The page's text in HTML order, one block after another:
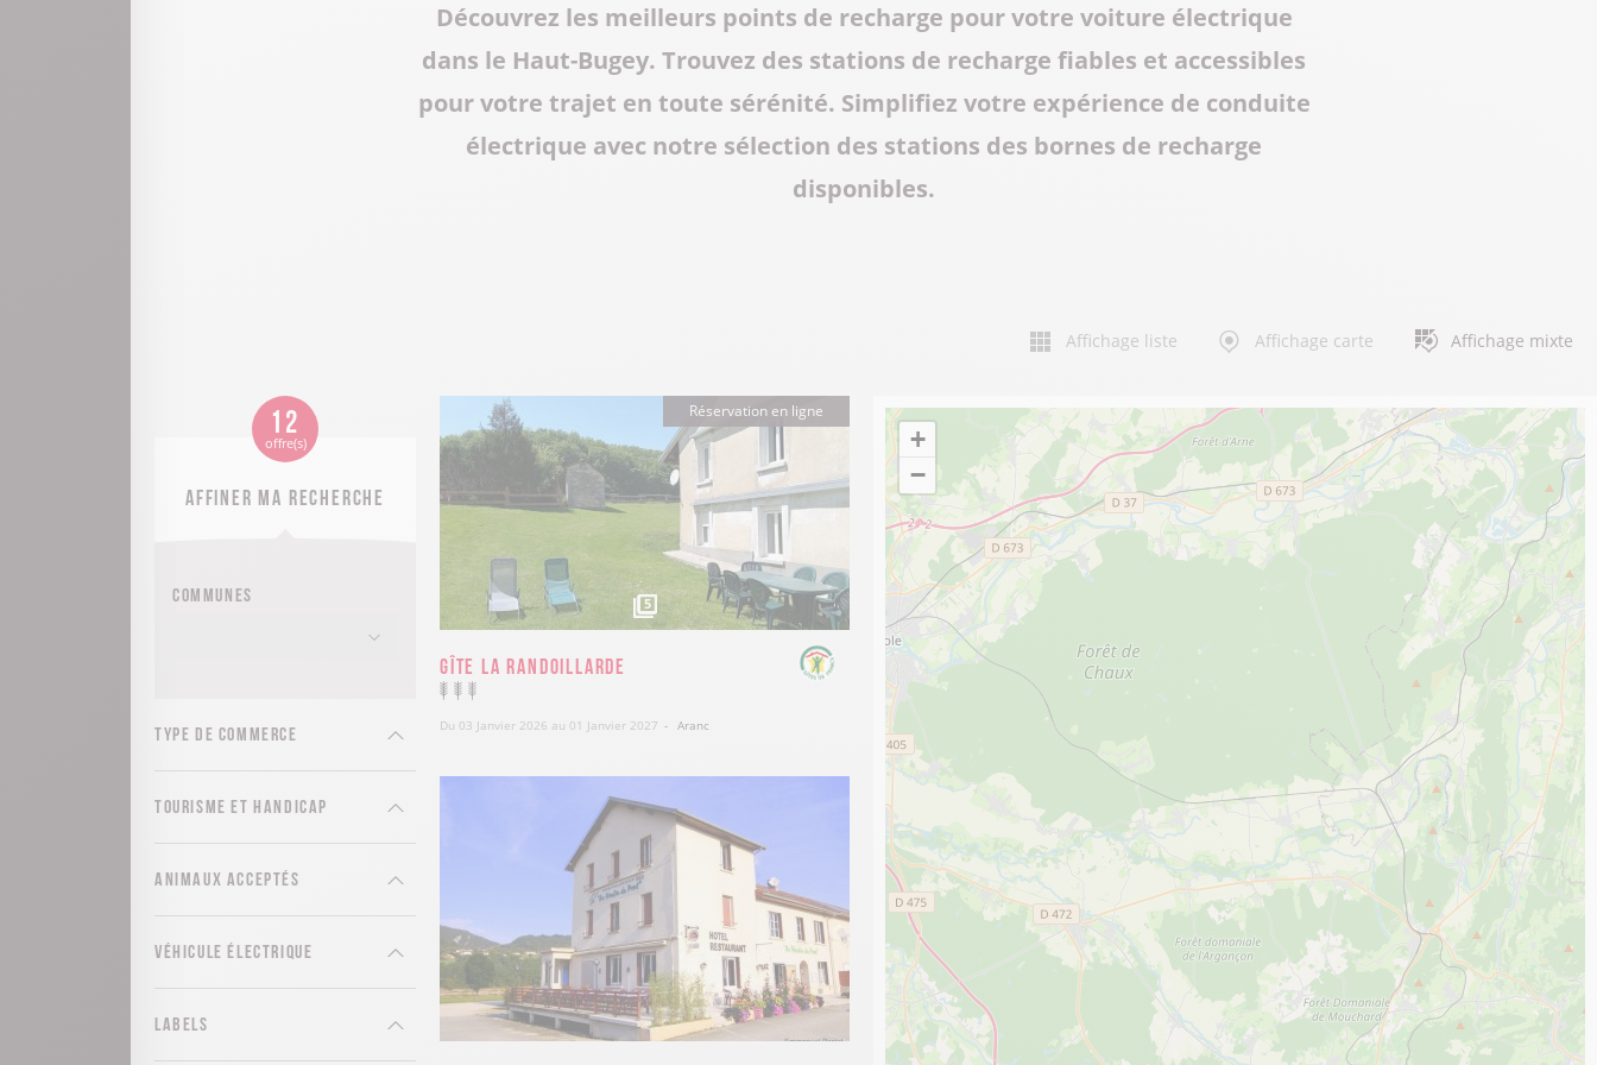
Découvrez les meilleurs points de recharge pour votre voiture électrique
dans le Haut-Bugey. Trouvez des stations de recharge fiables et accessibles
pour votre trajet en toute sérénité. Simplifiez votre expérience de conduite
électrique avec notre sélection des stations des bornes de recharge
disponibles.
Affichage liste Affichage carte Affichage mixte
12
offre(s)
Affiner ma recherche
Communes
Type de commerce
Tourisme et handicap
Animaux acceptés
Véhicule électrique
Labels
5
Réservation en ligne
Gîte La Randoillarde
Du 03 Janvier 2026 au 01 Janvier 2027 Aranc
300
+
−